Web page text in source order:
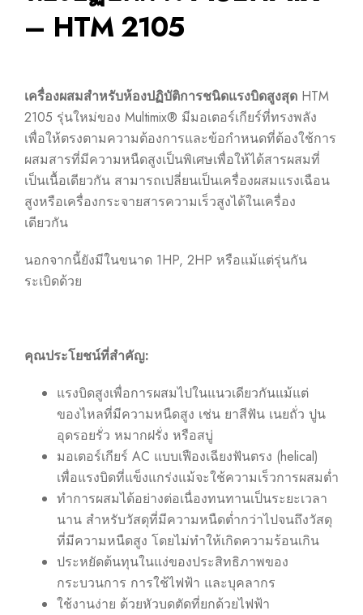
– HTM 2105
เครื่องผสมสำหรับห้องปฏิบัติการชนิดแรงบิดสูงสุด HTM
2105 รุ่นใหม่ของ Multimix® มีมอเตอร์เกียร์ที่ทรงพลัง
เพื่อให้ตรงตามความต้องการและข้อกำหนดที่ต้องใช้การ
ผสมสารที่มีความหนืดสูงเป็นพิเศษเพื่อให้ได้สารผสมที่
เป็นเนื้อเดียวกัน สามารถเปลี่ยนเป็นเครื่องผสมแรงเฉือน
สูงหรือเครื่องกระจายสารความเร็วสูงได้ในเครื่อง
เดียวกัน
นอกจากนี้ยังมีในขนาด 1HP, 2HP หรือแม้แต่รุ่นกัน
ระเบิดด้วย
คุณประโยชน์ที่สำคัญ:
แรงบิดสูงเพื่อการผสมไปในแนวเดียวกันแม้แต่
ของไหลที่มีความหนืดสูง เช่น ยาสีฟัน เนยถั่ว ปูน
อุดรอยรั่ว หมากฝรั่ง หรือสบู่
มอเตอร์เกียร์ AC แบบเฟืองเฉียงฟันตรง (helical)
เพื่อแรงบิดที่แข็งแกร่งแม้จะใช้ความเร็วการผสมต่ำ
ทำการผสมได้อย่างต่อเนื่องทนทานเป็นระยะเวลา
นาน สำหรับวัสดุที่มีความหนืดต่ำกว่าไปจนถึงวัสดุ
ที่มีความหนืดสูง โดยไม่ทำให้เกิดความร้อนเกิน
ประหยัดต้นทุนในแง่ของประสิทธิภาพของ
กระบวนการ การใช้ไฟฟ้า และบุคลากร
ใช้งานง่าย ด้วยหัวบดตัดที่ยกด้วยไฟฟ้า